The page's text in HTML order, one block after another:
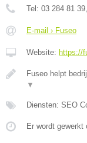
Tel: 03 284 81 39
E-mail › Fuseo
Website: https://
Fuseo helpt
▼
Diensten: SEO
Er wordt gewerkt